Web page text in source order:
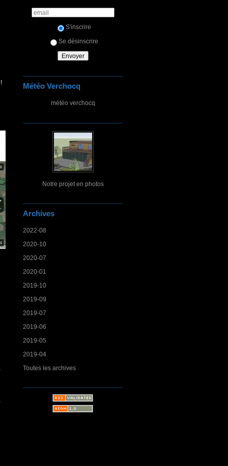
S'inscrire
Se désinscrire
Météo Verchocq
météo verchocq
Notre projet en photos
Archives
2022-08
2020-10
2020-07
2020-01
2019-10
2019-09
2019-07
2019-06
2019-05
2019-04
Toutes les archives